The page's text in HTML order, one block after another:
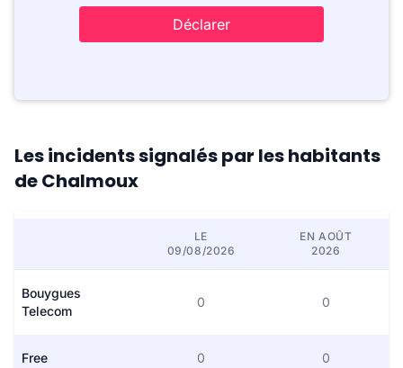
Déclarer
Les incidents signalés par les habitants
de Chalmoux
LE
09/08/2026
EN AOÛT
2026
Bouygues
Telecom
0 0
Free 0 0